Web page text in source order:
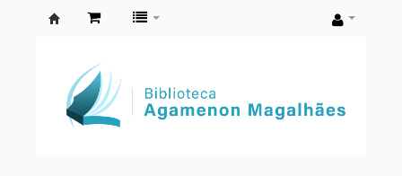
Agamenon
Magalhães